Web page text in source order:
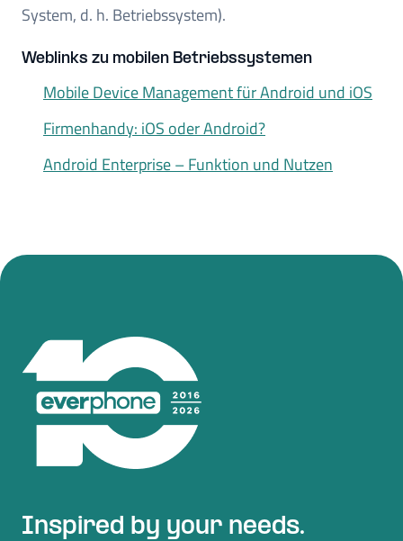
System, d. h. Betriebssystem).
Weblinks zu mobilen Betriebssystemen
Mobile Device Management für Android und iOS
Firmenhandy: iOS oder Android?
Android Enterprise – Funktion und Nutzen
Inspired by your needs.